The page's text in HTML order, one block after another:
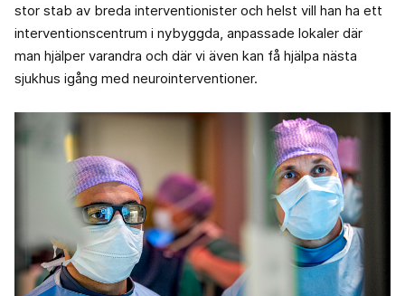
stor stab av breda interventionister och helst vill han ha ett
interventionscentrum i nybyggda, anpassade lokaler där
man hjälper varandra och där vi även kan få hjälpa nästa
sjukhus igång med neurointerventioner.